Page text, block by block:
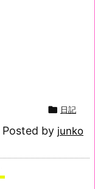
 日記
Posted by junko